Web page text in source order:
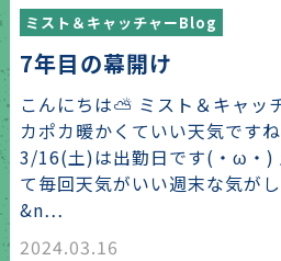
ミスト＆キャッチャーBlog
7年目の幕開け
こんにちは⛅ ミスト＆キャ
カポカ暖かくていい天気です
3/16(土)は出勤日です(・ω・)
て毎回天気がいい週末な気
&n…
2024.03.16